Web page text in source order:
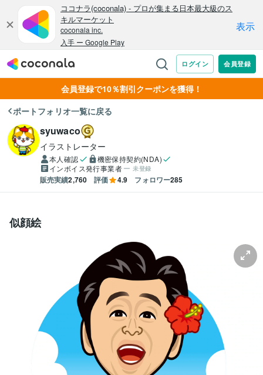
会員登録で10％割引クーポンを獲得！
ポートフォリオ一覧に戻る
syuwaco
イラストレーター
本人確認
機密保持契約(NDA)
インボイス発行事業者
未登録
販売実績2,760 評価 4.9 フォロワー285
似顔絵